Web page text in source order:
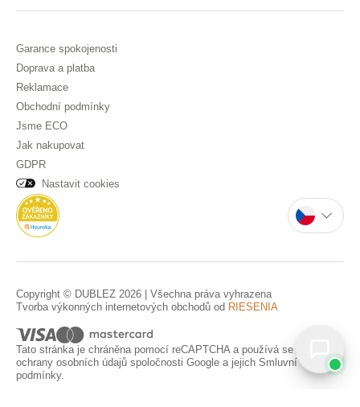
Garance spokojenosti
Doprava a platba
Reklamace
Obchodní podmínky
Jsme ECO
Jak nakupovat
GDPR
Nastavit cookies
Copyright © DUBLEZ 2026 | Všechna práva vyhrazena
Tvorba výkonných internetových obchodů od RIESENIA
Tato stránka je chráněna pomocí reCAPTCHA a používá se
ochrany osobních údajů spoločnosti Google a jejich Smluvní
podmínky.